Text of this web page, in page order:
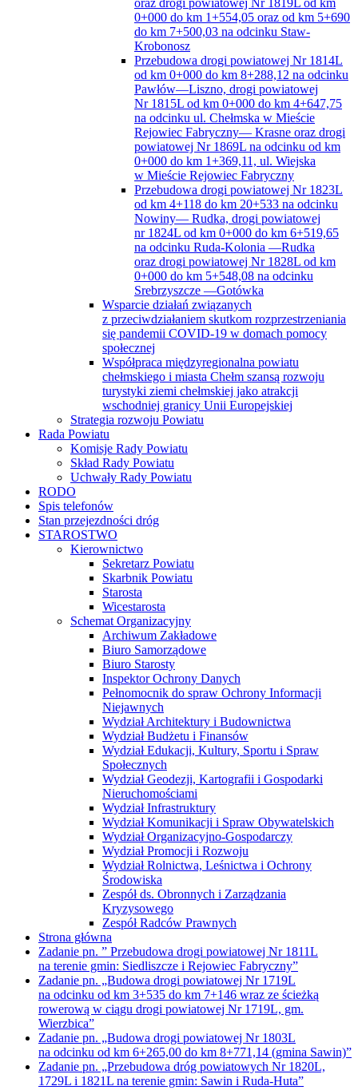
0+000 do km 1+554,05 oraz od km 5+690
do km 7+500,03 na odcinku Staw-
Krobonosz
Przebudowa drogi powiatowej Nr 1814L
od km 0+000 do km 8+288,12 na odcinku
Pawłów—Liszno, drogi powiatowej
Nr 1815L od km 0+000 do km 4+647,75
na odcinku ul. Chełmska w Mieście
Rejowiec Fabryczny— Krasne oraz drogi
powiatowej Nr 1869L na odcinku od km
0+000 do km 1+369,11, ul. Wiejska
w Mieście Rejowiec Fabryczny
Przebudowa drogi powiatowej Nr 1823L
od km 4+118 do km 20+533 na odcinku
Nowiny— Rudka, drogi powiatowej
nr 1824L od km 0+000 do km 6+519,65
na odcinku Ruda-Kolonia —Rudka
oraz drogi powiatowej Nr 1828L od km
0+000 do km 5+548,08 na odcinku
Srebrzyszcze —Gotówka
Wsparcie działań związanych
z przeciwdziałaniem skutkom rozprzestrzeniania
się pandemii COVID-19 w domach pomocy
społecznej
Współpraca międzyregionalna powiatu
chełmskiego i miasta Chełm szansą rozwoju
turystyki ziemi chełmskiej jako atrakcji
wschodniej granicy Unii Europejskiej
Strategia rozwoju Powiatu
Rada Powiatu
Komisje Rady Powiatu
Skład Rady Powiatu
Uchwały Rady Powiatu
RODO
Spis telefonów
Stan przejezdności dróg
STAROSTWO
Kierownictwo
Sekretarz Powiatu
Skarbnik Powiatu
Starosta
Wicestarosta
Schemat Organizacyjny
Archiwum Zakładowe
Biuro Samorządowe
Biuro Starosty
Inspektor Ochrony Danych
Pełnomocnik do spraw Ochrony Informacji
Niejawnych
Wydział Architektury i Budownictwa
Wydział Budżetu i Finansów
Wydział Edukacji, Kultury, Sportu i Spraw
Społecznych
Wydział Geodezji, Kartografii i Gospodarki
Nieruchomościami
Wydział Infrastruktury
Wydział Komunikacji i Spraw Obywatelskich
Wydział Organizacyjno-Gospodarczy
Wydział Promocji i Rozwoju
Wydział Rolnictwa, Leśnictwa i Ochrony
Środowiska
Zespół ds. Obronnych i Zarządzania
Kryzysowego
Zespół Radców Prawnych
Strona główna
Zadanie pn. ” Przebudowa drogi powiatowej Nr 1811L
na terenie gmin: Siedliszcze i Rejowiec Fabryczny”
Zadanie pn. „Budowa drogi powiatowej Nr 1719L
na odcinku od km 3+535 do km 7+146 wraz ze ścieżką
rowerową w ciągu drogi powiatowej Nr 1719L, gm.
Wierzbica”
Zadanie pn. „Budowa drogi powiatowej Nr 1803L
na odcinku od km 6+265,00 do km 8+771,14 (gmina Sawin)”
Zadanie pn. „Przebudowa dróg powiatowych Nr 1820L,
1729L i 1821L na terenie gmin: Sawin i Ruda-Huta”